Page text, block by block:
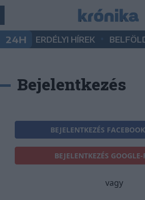
24H ERDÉLYI HÍREK
Bejelentkezés
BEJELENTKEZÉS
BEJELENTKEZÉS
vagy